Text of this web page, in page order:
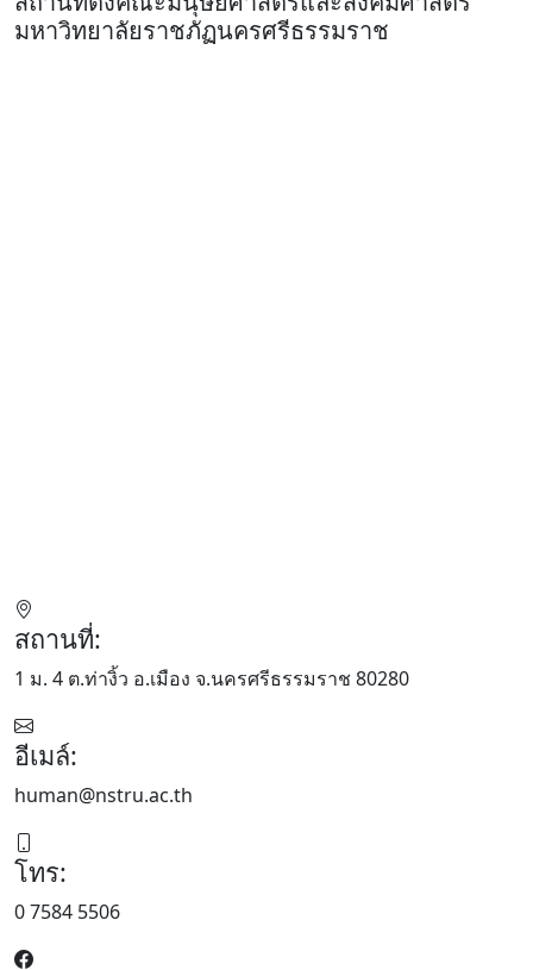
มหาวิทยาลัยราชภัฏนครศรีธรรมราช
สถานที่:
1 ม. 4 ต.ท่างิ้ว อ.เมือง จ.นครศรีธรรมราช 80280
อีเมล์:
human@nstru.ac.th
โทร:
0 7584 5506